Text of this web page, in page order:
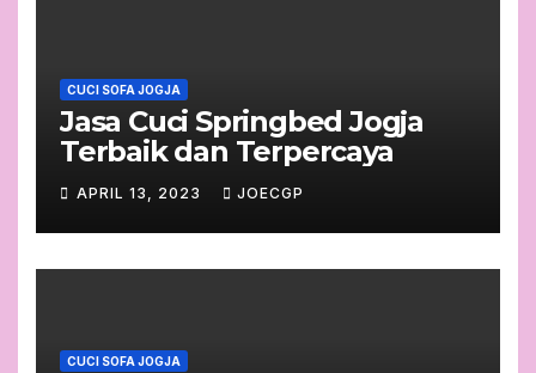
CUCI SOFA JOGJA
Jasa Cuci Springbed Jogja
Terbaik dan Terpercaya
APRIL 13, 2023 JOECGP
CUCI SOFA JOGJA